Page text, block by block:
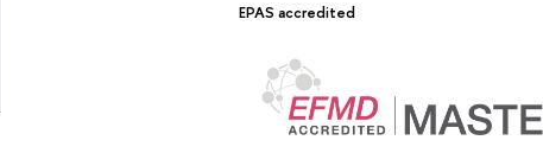
EPAS accredited